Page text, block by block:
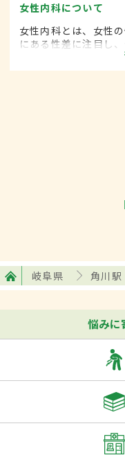
女性内科について
女性内科とは、女性
にある性差に注目し
般領域です。ライフ
康をトータルサポー
岐阜県 角川駅
悩みに